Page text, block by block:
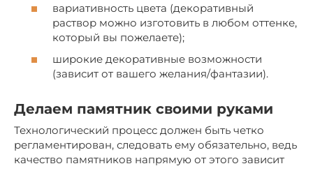
вариативность цвета (декоративный
раствор можно изготовить в любом оттенке,
который вы пожелаете);
широкие декоративные возможности
(зависит от вашего желания/фантазии).
Делаем памятник своими руками
Технологический процесс должен быть четко
регламентирован, следовать ему обязательно, ведь
качество памятников напрямую от этого зависит